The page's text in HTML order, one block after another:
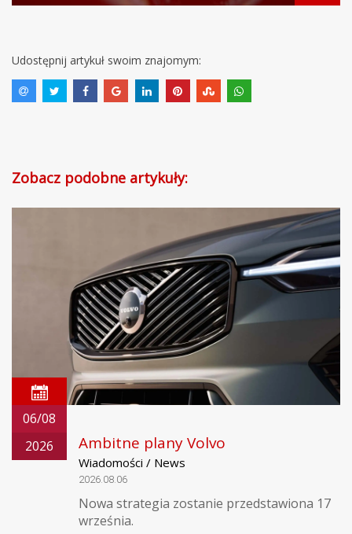
Udostępnij artykuł swoim znajomym:
Zobacz podobne artykuły:
06/08
2026
Ambitne plany Volvo
Wiadomości / News
2026.08.06
Nowa strategia zostanie przedstawiona 17
września.